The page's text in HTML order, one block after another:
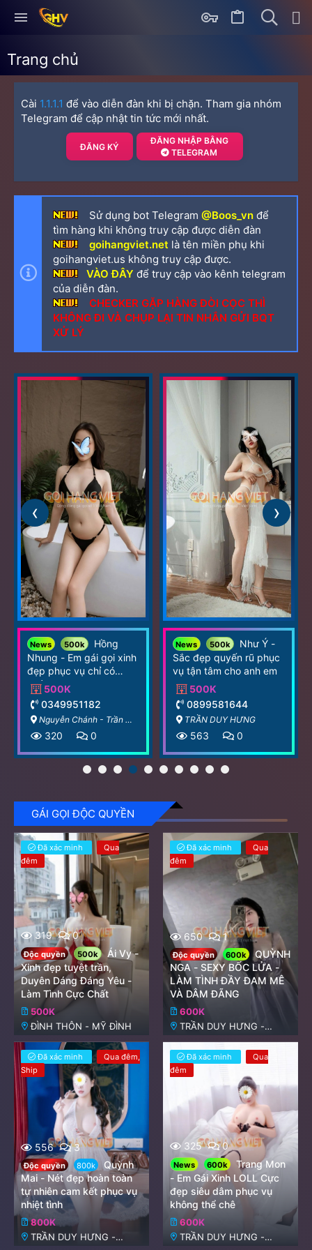
Trang chủ
Cài 1.1.1.1 để vào diễn đàn khi bị chặn. Tham gia nhóm
Telegram để cập nhật tin tức mới nhất.
ĐĂNG KÝ
ĐĂNG NHẬP BẰNG
TELEGRAM
Sử dụng bot Telegram @Boos_vn để
tìm hàng khi không truy cập được diễn đàn
goihangviet.net là tên miền phụ khi
goihangviet.us không truy cập được.
VÀO ĐÂY để truy cập vào kênh telegram
của diễn đàn.
CHECKER GẶP HÀNG ĐÒI CỌC THÌ
KHÔNG ĐI VÀ CHỤP LẠI TIN NHẮN GỬI BQT
XỬ LÝ
News 300k
Bạch
Tuyết - Cô nàng xinh da
trắng chiều khách cực
mướt300k
0918377830
NGUYỄN CHÁNH- TRẦN DUY HƯNG
684 11
News 1000k
HẠ
HƯƠNG - HÀNG MỚI
XINH COMBO NURU A-
Z MASSAGE
1000k
0967418854
TRẦN DUY HƯNG
606 0
‹ ›
GÁI GỌI ĐỘC QUYỀN
Đã xác minh
Qua
đêm
319 0
Độc quyền 500k
Ái Vy -
Xinh đẹp tuyệt trần,
Duyên Dáng Đáng Yêu -
Làm Tình Cực Chất
500K
ĐÌNH THÔN - MỸ ĐÌNH
Đã xác minh
Qua
đêm
650 1
Độc quyền 600k
QUỲNH
NGA - SEXY BỐC LỬA -
LÀM TÌNH ĐẦY ĐAM MÊ
VÀ DÂM ĐÃNG
600K
TRẦN DUY HƯNG -
NGUYỄN CHÁNH
Đã xác minh
Qua đêm
Ship
556 3
Độc quyền 800k
Quỳnh
Mai - Nét đẹp hoàn toàn
tự nhiên cam kết phục vụ
nhiệt tình
800K
TRẦN DUY HƯNG -
Đã xác minh
Qua
đêm
325 0
News 600k
Trang Mon
- Em Gái Xinh LOLL Cực
đẹp siêu dâm phục vụ
không thể chê
600K
TRẦN DUY HƯNG -